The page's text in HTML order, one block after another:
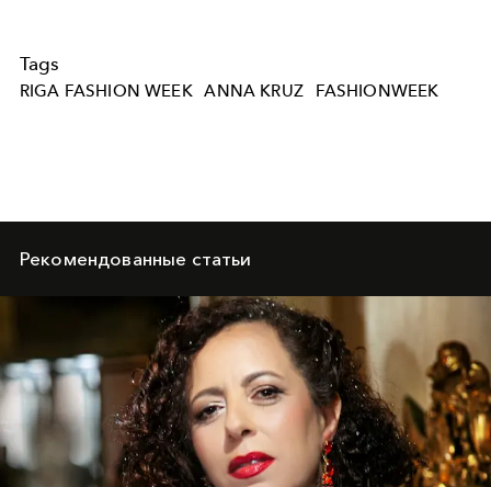
Tags
RIGA FASHION WEEK ANNA KRUZ FASHIONWEEK
Рекомендованные статьи